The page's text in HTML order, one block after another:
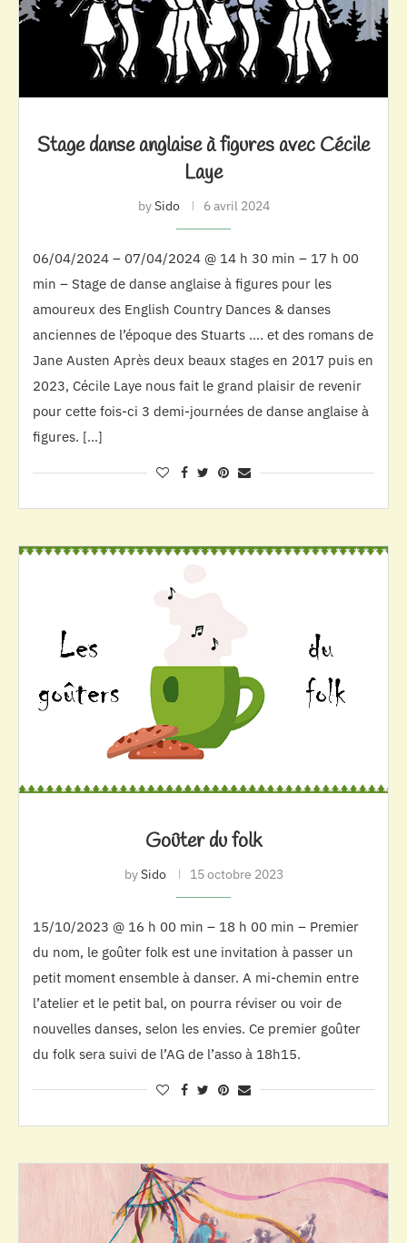
Stage danse anglaise à figures avec Cécile
Laye
bySido 6 avril 2024
06/04/2024 – 07/04/2024 @ 14 h 30 min – 17 h 00
min – Stage de danse anglaise à figures pour les
amoureux des English Country Dances & danses
anciennes de l’époque des Stuarts …. et des romans de
Jane Austen Après deux beaux stages en 2017 puis en
2023, Cécile Laye nous fait le grand plaisir de revenir
pour cette fois-ci 3 demi-journées de danse anglaise à
figures. […]
Goûter du folk
bySido 15 octobre 2023
15/10/2023 @ 16 h 00 min – 18 h 00 min – Premier
du nom, le goûter folk est une invitation à passer un
petit moment ensemble à danser. A mi-chemin entre
l’atelier et le petit bal, on pourra réviser ou voir de
nouvelles danses, selon les envies. Ce premier goûter
du folk sera suivi de l’AG de l’asso à 18h15.